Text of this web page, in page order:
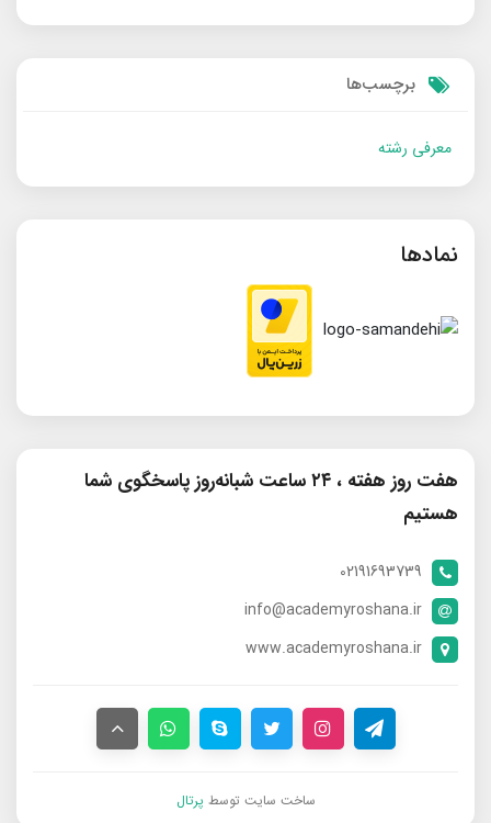
برچسب‌ها
معرفی رشته
نمادها
هفت روز هفته ، ۲۴ ساعت شبانه‌روز پاسخگوی شما
هستیم
02191693739
info@academyroshana.ir
www.academyroshana.ir
ساخت سایت توسط پرتال